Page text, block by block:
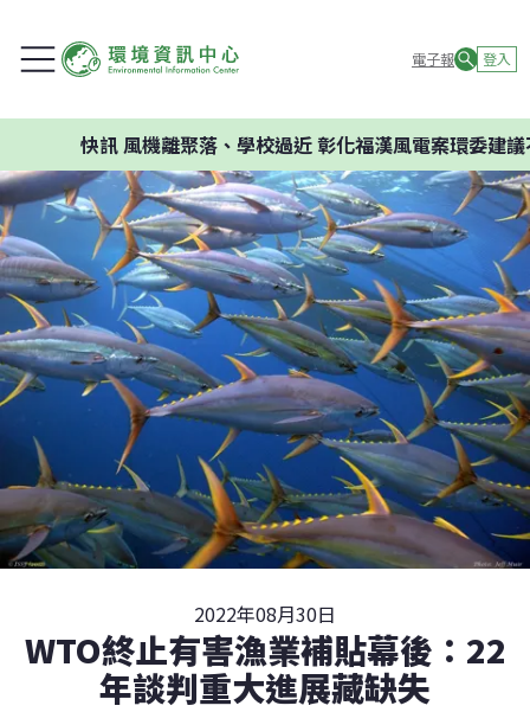
電子報 登入
風機離聚落、學校過近 彰化福漢風電案環委建議不應開發
2022年08月30日
WTO終止有害漁業補貼幕後：22
年談判重大進展藏缺失